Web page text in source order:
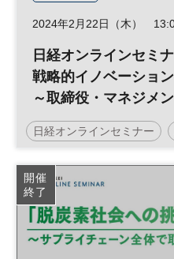
2024年2月22日（木）
日経オンラインセミ
戦略的イノベーショ
～取締役・マネジメ
ジタルマインドセッ
日経オンラインセミナー
生成AI サステナビリティ
サステナブル
開催
終了